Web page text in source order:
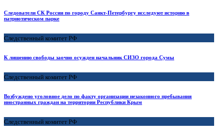
Следователи СК России по городу Санкт-Петербургу исследуют историю в
патриотическом парке
Следственный комитет РФ
К лишению свободы заочно осужден начальник СИЗО города Сумы
Следственный комитет РФ
Возбуждено уголовное дело по факту организации незаконного пребывания
иностранных граждан на территории Республики Крым
Следственный комитет РФ